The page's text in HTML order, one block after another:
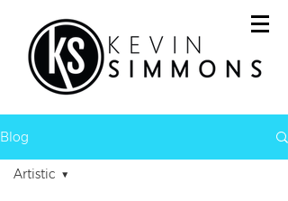
Blog
Artistic